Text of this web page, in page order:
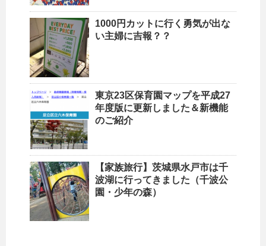
1000円カットに行く勇気が出な
い主婦に吉報？？
東京23区保育園マップを平成27
年度版に更新しました＆新機能
のご紹介
【家族旅行】茨城県水戸市は千
波湖に行ってきました（千波公
園・少年の森）